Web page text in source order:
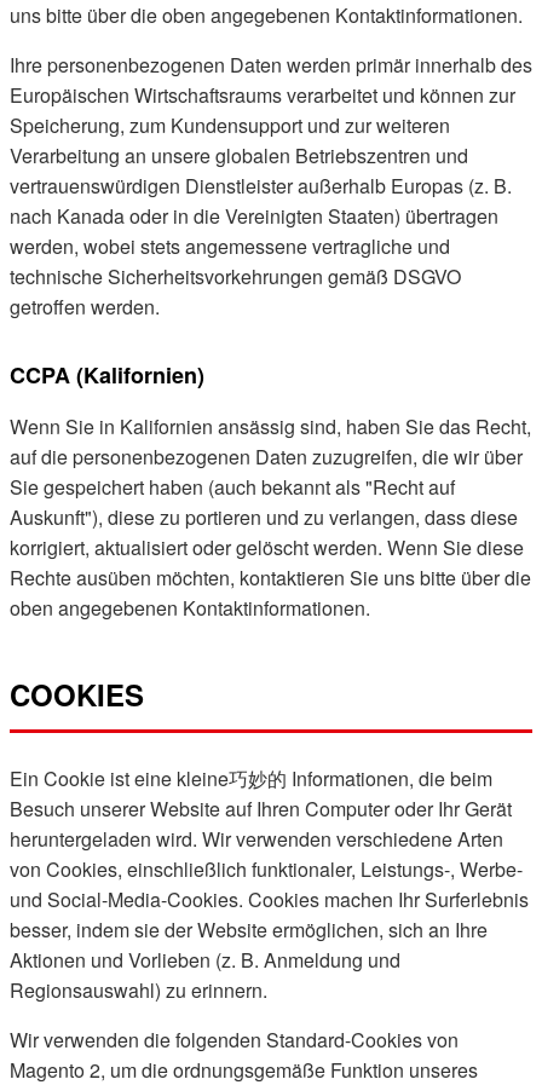
uns bitte über die oben angegebenen Kontaktinformationen.
Ihre personenbezogenen Daten werden primär innerhalb des
Europäischen Wirtschaftsraums verarbeitet und können zur
Speicherung, zum Kundensupport und zur weiteren
Verarbeitung an unsere globalen Betriebszentren und
vertrauenswürdigen Dienstleister außerhalb Europas (z. B.
nach Kanada oder in die Vereinigten Staaten) übertragen
werden, wobei stets angemessene vertragliche und
technische Sicherheitsvorkehrungen gemäß DSGVO
getroffen werden.
CCPA (Kalifornien)
Wenn Sie in Kalifornien ansässig sind, haben Sie das Recht,
auf die personenbezogenen Daten zuzugreifen, die wir über
Sie gespeichert haben (auch bekannt als "Recht auf
Auskunft"), diese zu portieren und zu verlangen, dass diese
korrigiert, aktualisiert oder gelöscht werden. Wenn Sie diese
Rechte ausüben möchten, kontaktieren Sie uns bitte über die
oben angegebenen Kontaktinformationen.
COOKIES
Ein Cookie ist eine kleine巧妙的 Informationen, die beim
Besuch unserer Website auf Ihren Computer oder Ihr Gerät
heruntergeladen wird. Wir verwenden verschiedene Arten
von Cookies, einschließlich funktionaler, Leistungs-, Werbe-
und Social-Media-Cookies. Cookies machen Ihr Surferlebnis
besser, indem sie der Website ermöglichen, sich an Ihre
Aktionen und Vorlieben (z. B. Anmeldung und
Regionsauswahl) zu erinnern.
Wir verwenden die folgenden Standard-Cookies von
Magento 2, um die ordnungsgemäße Funktion unseres